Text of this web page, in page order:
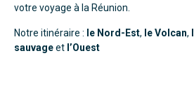
votre voyage à la Réunion.
Notre itinéraire : le Nord-Est, le Volcan,
sauvageet l’Ouest